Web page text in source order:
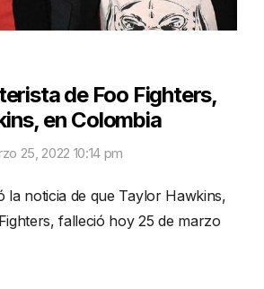
de Foo Fighters,
en Colombia
25, 2022 10:14 pm
la noticia de que Taylor Hawkins,
falleció hoy 25 de marzo